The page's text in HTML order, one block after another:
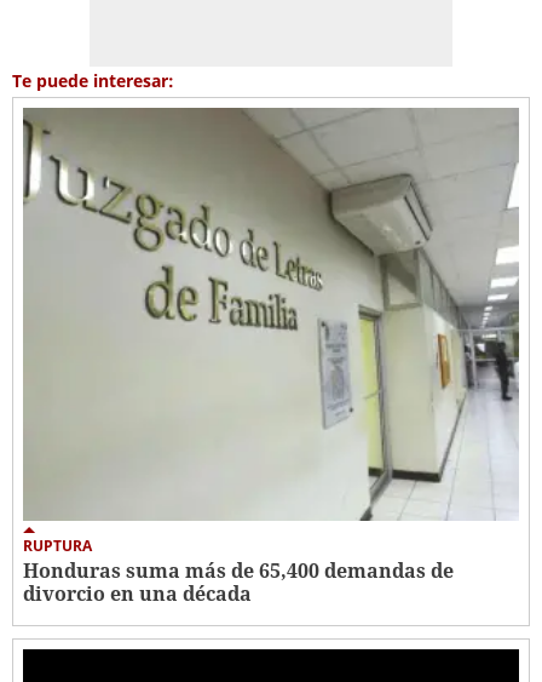
Te puede interesar:
RUPTURA
Honduras suma más de 65,400 demandas de
divorcio en una década